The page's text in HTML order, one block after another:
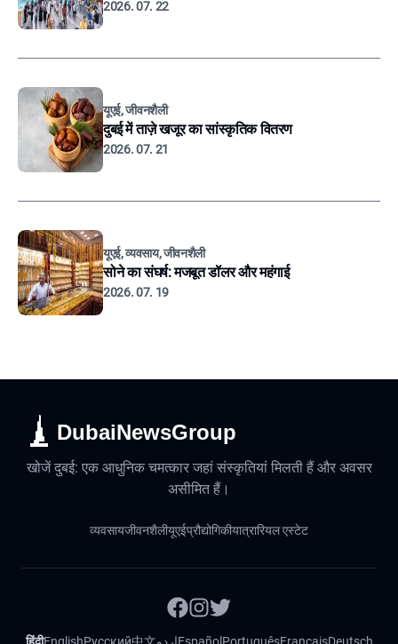
2026. 07. 22
यूएई, जीवनशैली
दुबई में ताज़े खजूर का सांस्कृतिक वितरण
2026. 07. 21
यूएई, व्यवसाय, जीवनशैली
सोने का संघर्ष: मजबूत डॉलर और महंगाई
2026. 07. 19
DubaiNewsGroup
खोजें दुबई: एक आधुनिक चमत्कार जहां संस्कृतियां मिलती हैं और अवसर
असीमित हैं।
व्यवसायजीवनशैलीयूएईप्रौद्योगिकीयात्रारियल एस्टेट